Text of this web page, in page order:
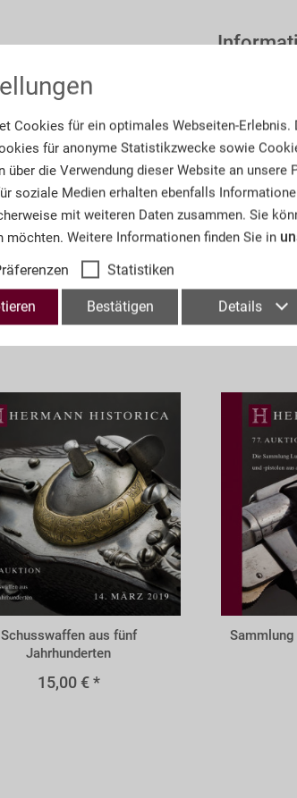
Zella-Mehlis und Ulm, 379
Anzahl der
Seitenzahl:
Schusswaffen aus fünf
Jahrhunderten
15,00 € *
A77lux
Cookies für ein optimales Webseiten-Erlebnis.
für anonyme Statistikzwecke sowie
über die Verwendung dieser Website an unsere
soziale Medien erhalten ebenfalls
mit weiteren Daten zusammen. Sie
möchten. Weitere Informationen finden Sie in
Statistiken
Bestätigen Details